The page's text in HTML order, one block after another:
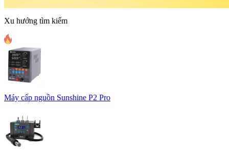
Xu hướng tìm kiếm
Máy cấp nguồn Sunshine P2 Pro